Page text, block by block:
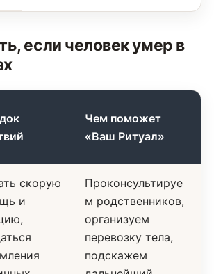
если человек умер в
Чем поможет
«Ваш Ритуал»
скорую
и
Проконсультируе
м родственников,
организуем
перевозку тела,
подскажем